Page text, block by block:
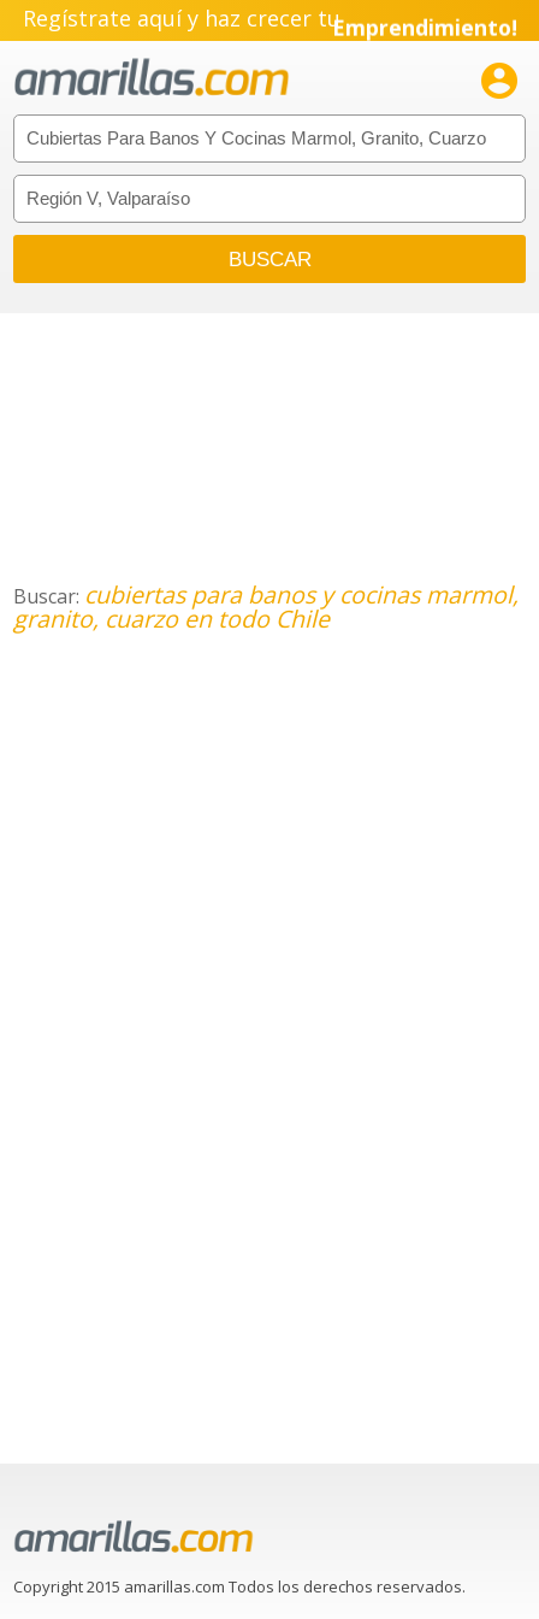
Regístrate aquí y haz crecer tuEmprendimiento!

Buscar: cubiertas para banos y cocinas marmol,
granito, cuarzo en todo Chile
Copyright 2015 amarillas.com Todos los derechos reservados.